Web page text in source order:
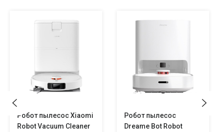
Робот пылесос Xiaomi
Robot Vacuum Cleaner
Робот пылесос
Dreame Bot Robot